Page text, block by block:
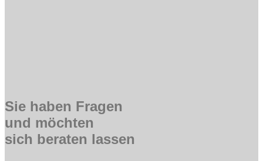
Sie haben Fragen
und möchten
sich beraten lassen